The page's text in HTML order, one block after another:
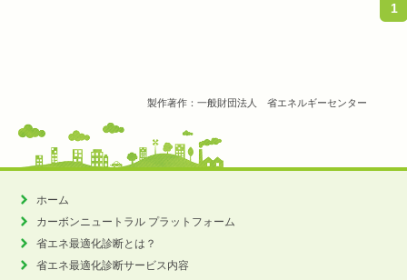
1
製作著作：一般財団法人 省エネルギーセンター
ホーム
カーボンニュートラル プラットフォーム
省エネ最適化診断とは？
省エネ最適化診断サービス内容